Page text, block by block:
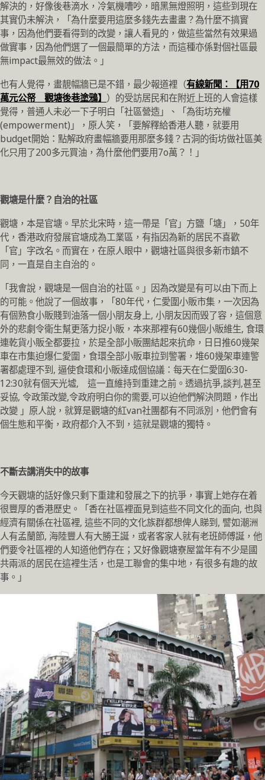
解決的，好像後巷滴水，冷氣機嘈吵，暗黑無燈照明，這些到現在
其實仍未解決，「為什麼要用這麼多錢先去畫畫？為什麼不搞實
事，因為他們要看得到的改變，讓人看見的，做這些當然有效果過
做實事，因為他們選了一個最簡單的方法，而這種亦係對個社區最
無impact最無效的做法。」
也有人覺得，畫靚幅牆已是不錯，最少報道裡（有線新聞：【用70
萬元公帑 觀塘後巷塗鴉】 ）的受訪居民和在附近上班的人會這樣
覺得，普通人未必一下子明白「社區營造」、「為街坊充權
(empowerment)」，原人笑，「要解釋給香港人聽，就要用
budget開始：點解政府畫幅牆要用那麼多錢？古洞的街坊做社區美
化只用了200多元買油，為什麼他們要用7o萬？！」
觀塘是什麼？自治的社區
觀塘，本是官塘。早於北宋時，這一帶是「官」方鹽「塘」，50年
代，香港政府發展官塘成為工業區，有指因為新的居民不喜歡
「官」字改名。而實在，在原人眼中，觀塘社區與很多新市鎮不
同，一直是自主自治的。
「我㑹說，觀塘是一個自治的社區。」因為改變是有可以由下而上
的可能。他說了一個故事，「80年代，仁愛圍小販市集，一次因為
有個熟食小販賤到油落一個小朋友身上, 小朋友因而毁了容，這個意
外的悲劇令衛生幫更落力捉小販，本來那裡有60幾個小販維生, 食環
連乾貨小販全都要拉，於是全部小販團結起來抗命，日日推60幾架
車在市集迫爆仁愛圍，食環全部小販車拉到警署，堆60幾架車連警
署都處理不到, 逼使食環和小販達成個協議：每天在仁愛圍6:30-
12:30就有個天光墟, 這一直維持到重建之前。透過抗爭,談判,甚至
妥協, 令政策改變,令政府明白你的需要,可以迫他們解決問題，作出
改變 」原人說，就算是觀塘的紅van社團都有不同派別，他們會有
個生態和平衡，政府都介入不到，這就是觀塘的獨特。
不斷去講消失中的故事
今天觀塘的話好像只剩下重建和發展之下的抗爭，事實上她存在着
很豐厚的香港歷史。「香在社區裡面見到這些不同文化的面向, 也與
經濟有關係在社區裡, 這些不同的文化族群都想俾人睇到, 譬如潮洲
人有孟蘭節, 海陸豐人有大勝王誕，或者客家人就有老班師傅誕，他
們要令社區裡的人知道他們存在；又好像觀塘寮屋當年有不少是國
共兩派的居民在這裡生活，也是工聯會的集中地，有很多有趣的故
事。」